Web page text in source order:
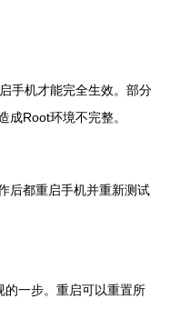
手机才能完全生效。部分
成Root环境不完整。
后都重启手机并重新测试
一步。重启可以重置所